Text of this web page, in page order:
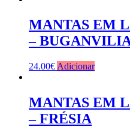
MANTAS EM
–
24.00€ Adicionar
MANTAS EM
– FRÉSIA